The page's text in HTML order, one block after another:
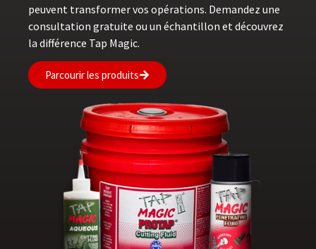
peuvent transformer vos opérations. Demandez une
consultation gratuite ou un échantillon et découvrez
la différence Tap Magic.
Parcourir les produits